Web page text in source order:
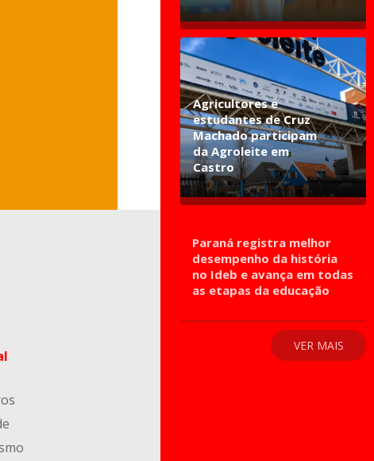
Agricultores e
estudantes de Cruz
Machado participam
da Agroleite em
Castro
Paraná registra melhor
desempenho da história
no Ideb e avança em todas
as etapas da educação
VER MAIS